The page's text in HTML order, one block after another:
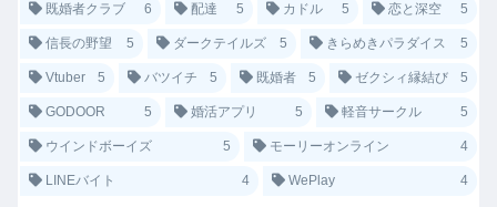
既婚者クラブ 6 配達 5 カドル 5 恋と深空 5
信長の野望 5 ダークテイルズ 5 きらめきパラダイス 5
Vtuber 5 バツイチ 5 既婚者 5 ゼクシィ縁結び 5
GODOOR 5 婚活アプリ 5 軽音サークル 5
ウインドボーイズ 5 モーリーオンライン 4
LINEバイト 4 WePlay 4